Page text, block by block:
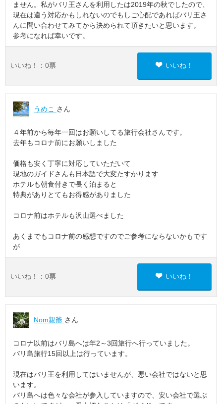
ません。私がバリ王さんを利用したは2019年の秋でしたので、
現在は違う対応かもしれないのでもしご心配であればバリ王さ
んに問い合わせてみてから決められて頂きたいと思います。
参考になれば幸いです。
いいね！： 0票 いいね！
うめこ さん
４年前から毎年一回はお願いしてる旅行会社さんです。
去年もコロナ前にお願いしました
価格も安く丁寧に対応していただいて
現地のガイドさんも日本語で大変たすかります
ホテルも朝食付きで長く泊まると
特典がありとてもお得感がありました
コロナ前はホテルも沢山選べました
あくまでもコロナ前の感想ですのでご参考にならないかもです
が
いいね！： 0票 いいね！
Nom親爺 さん
コロナ以前はバリ島へは年2～3回旅行へ行っていました。
バリ島旅行15回以上は行っています。
現在はバリ王を利用してはいませんが、悪い会社ではないと思
います。
バリ島へは色々な会社が参入していますので、安い会社で選ぶ